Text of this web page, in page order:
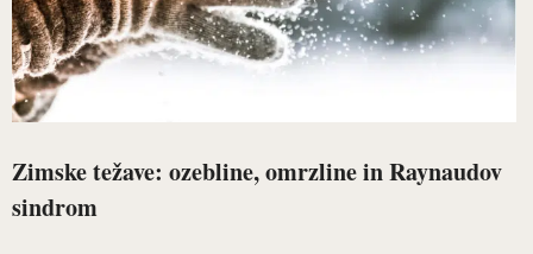
Zimske težave: ozebline, omrzline in Raynaudov
sindrom